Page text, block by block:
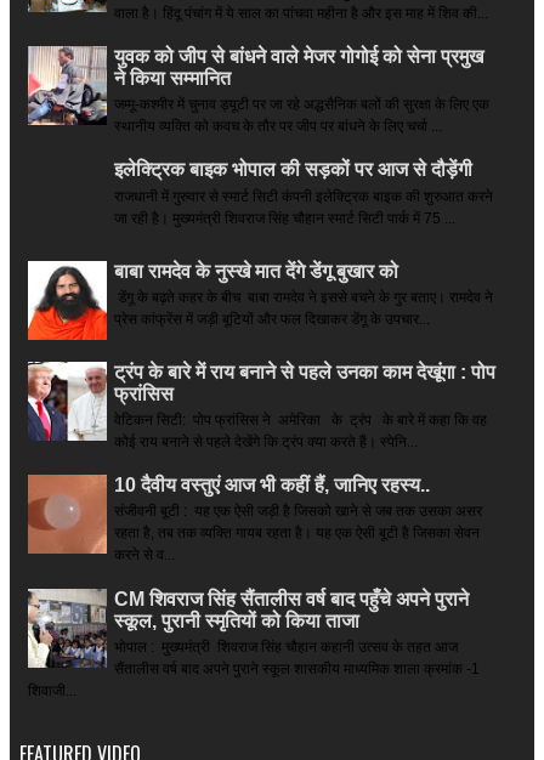
वाला है। हिंदू पंचांग में ये साल का पांचवा महीना है और इस माह में शिव की...
युवक को जीप से बांधने वाले मेजर गोगोई को सेना प्रमुख
ने किया सम्‍मानित
जम्मू-कश्मीर में चुनाव ड्यूटी पर जा रहे अद्धसैनिक बलों की सुरक्षा के लिए एक
स्थानीय व्यक्ति को कवच के तौर पर जीप पर बांधने के लिए चर्चा ...
इलेक्ट्रिक बाइक भोपाल की सड़कों पर आज से दौड़ेंगी
राजधानी में गुरुवार से स्मार्ट सिटी कंपनी इलेक्ट्रिक बाइक की शुरुआत करने
जा रही है। मुख्यमंत्री शिवराज सिंह चौहान स्मार्ट सिटी पार्क में 75 ...
बाबा रामदेव के नुस्खे मात देंगे डेंगू बुखार को
डेंगू के बढ़ते कहर के बीच बाबा रामदेव ने इससे बचने के गुर बताए। रामदेव ने
प्रेस कांफ्रेंस में जड़ी बूटियों और फल दिखाकर डेंगू के उपचार...
ट्रंप के बारे में राय बनाने से पहले उनका काम देखूंगा : पोप
फ्रांसिस
वेटिकन सिटी: पोप फ्रांसिस ने अमेरिका के ट्रंप के बारे में कहा कि वह
कोई राय बनाने से पहले देखेंगे कि ट्रंप क्या करते हैं। स्पेनि...
10 दैवीय वस्तुएं आज भी कहीं हैं, जानिए रहस्य..
संजीवनी बूटी : यह एक ऐसी जड़ी है जिसको खाने से जब तक उसका असर
रहता है, तब तक व्यक्ति गायब रहता है। यह एक ऐसी बूटी है जिसका सेवन
करने से व...
CM शिवराज सिंह सैंतालीस वर्ष बाद पहुँचे अपने पुराने
स्कूल, पुरानी स्मृतियों को किया ताजा
भोपाल : मुख्यमंत्री शिवराज सिंह चौहान कहानी उत्सव के तहत आज
सैंतालीस वर्ष बाद अपने पुराने स्कूल शासकीय माध्यमिक शाला क्रमांक -1
शिवाजी...